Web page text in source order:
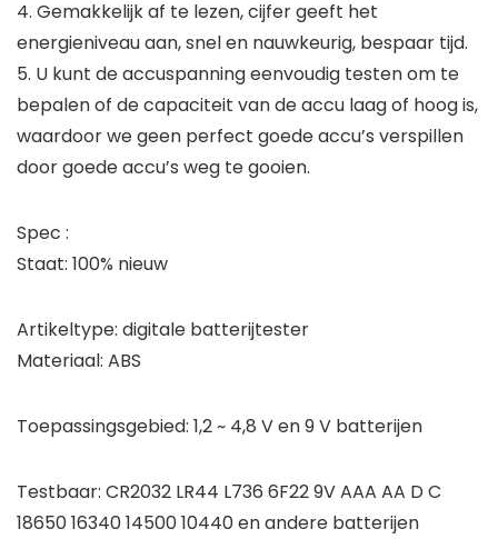
4. Gemakkelijk af te lezen, cijfer geeft het
energieniveau aan, snel en nauwkeurig, bespaar tijd.
5. U kunt de accuspanning eenvoudig testen om te
bepalen of de capaciteit van de accu laag of hoog is,
waardoor we geen perfect goede accu’s verspillen
door goede accu’s weg te gooien.
Spec :
Staat: 100% nieuw
Artikeltype: digitale batterijtester
Materiaal: ABS
Toepassingsgebied: 1,2 ~ 4,8 V en 9 V batterijen
Testbaar: CR2032 LR44 L736 6F22 9V AAA AA D C
18650 16340 14500 10440 en andere batterijen